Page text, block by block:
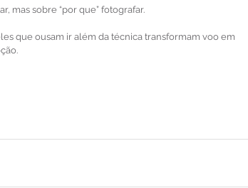
mas sobre “por que” fotografar.
que ousam ir além da técnica transformam voo em